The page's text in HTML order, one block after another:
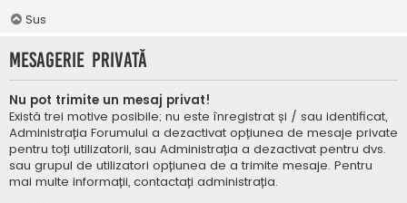
Sus
Mesagerie privată
Nu pot trimite un mesaj privat!
Există trei motive posibile; nu este înregistrat și / sau identificat,
Administrația Forumului a dezactivat opțiunea de mesaje private
pentru toți utilizatorii, sau Administrația a dezactivat pentru dvs.
sau grupul de utilizatori opțiunea de a trimite mesaje. Pentru
mai multe informații, contactați administrația.